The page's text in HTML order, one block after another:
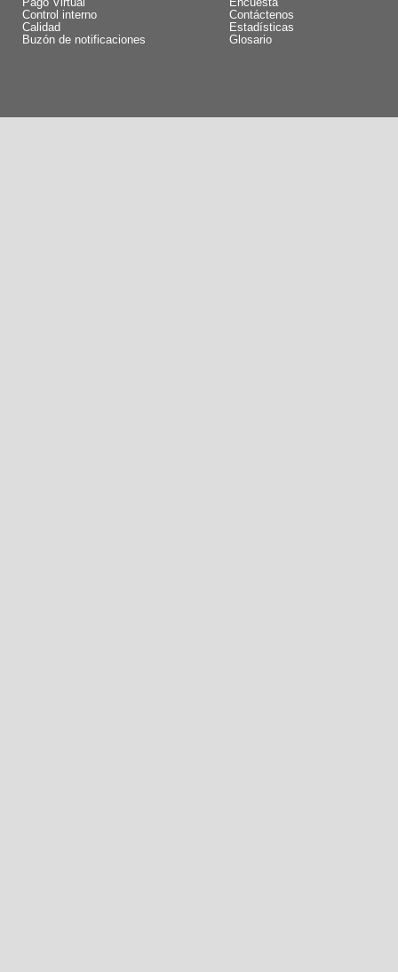
Pago Virtual
Control interno
Calidad
Buzón de notificaciones
Encuesta
Contáctenos
Estadísticas
Glosario